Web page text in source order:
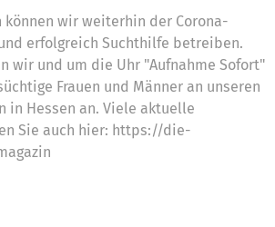
können wir weiterhin der Corona-
erfolgreich Suchthilfe betreiben.
wir und um die Uhr "Aufnahme Sofort"
Frauen und Männer an unseren
in Hessen an. Viele aktuelle
Sie auch hier: https://die-